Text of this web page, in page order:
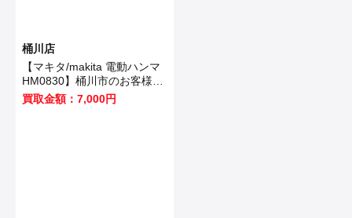
桶川店
【マキタ/makita 電動ハンマ
HM0830】桶川市のお客様か
ら買取いたしました！
買取金額：7,000円